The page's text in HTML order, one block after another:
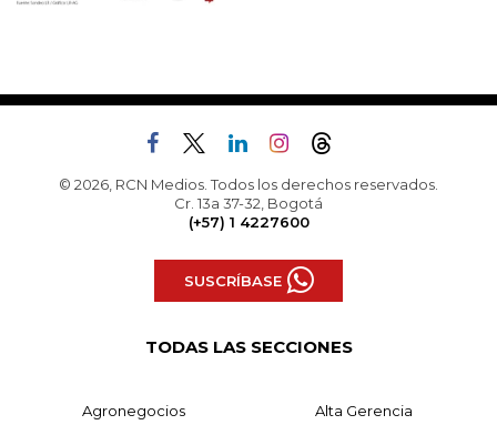
© 2026, RCN Medios. Todos los derechos reservados.
Cr. 13a 37-32, Bogotá
(+57) 1 4227600
SUSCRÍBASE
TODAS LAS SECCIONES
Agronegocios Alta Gerencia